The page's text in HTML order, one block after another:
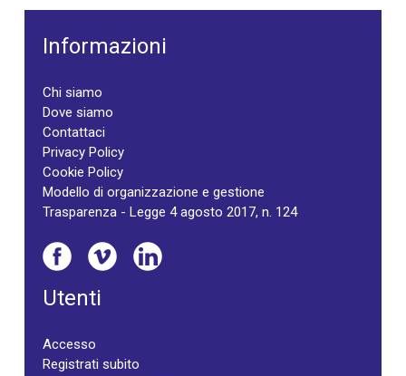
Informazioni
Chi siamo
Dove siamo
Contattaci
Privacy Policy
Cookie Policy
Modello di organizzazione e gestione
Trasparenza - Legge 4 agosto 2017, n. 124
Utenti
Accesso
Registrati subito